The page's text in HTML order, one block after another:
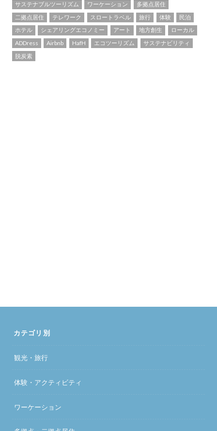
サステナブルツーリズム ワーケーション
多拠点居住
二拠点居住
テレワーク スロートラベル 旅行 体験
民泊
ホテル
シェアリングエコノミー アート 地方創生
ローカル
ADDress
Airbnb HafH エコツーリズム
サステナビリティ
脱炭素
カテゴリ別
観光・旅行
体験・アクティビティ
ワーケーション